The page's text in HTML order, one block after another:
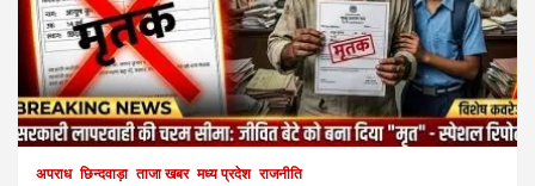
अपराध छिन्दवाड़ा ताजा खबर मध्य प्रदेश राजनीति